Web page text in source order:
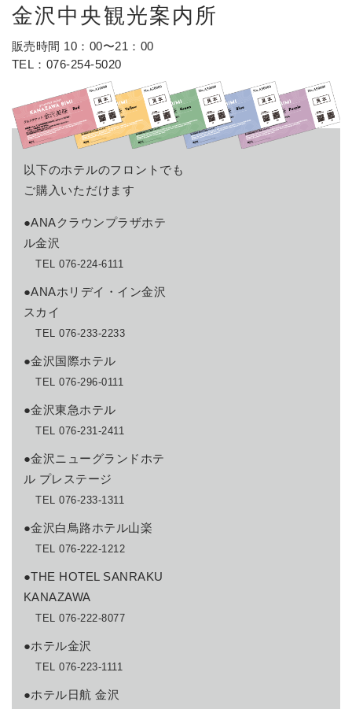
金沢中央観光案内所
販売時間 10：00〜21：00
TEL： 076-254-5020
以下のホテルのフロントでも
ご購入いただけます
●ANAクラウンプラザホテ
ル金沢
TEL 076-224-6111
●ANAホリデイ・イン金沢
スカイ
TEL 076-233-2233
●金沢国際ホテル
TEL 076-296-0111
●金沢東急ホテル
TEL 076-231-2411
●金沢ニューグランドホテ
ル プレステージ
TEL 076-233-1311
●金沢白鳥路ホテル山楽
TEL 076-222-1212
●THE HOTEL SANRAKU
KANAZAWA
TEL 076-222-8077
●ホテル金沢
TEL 076-223-1111
●ホテル日航 金沢